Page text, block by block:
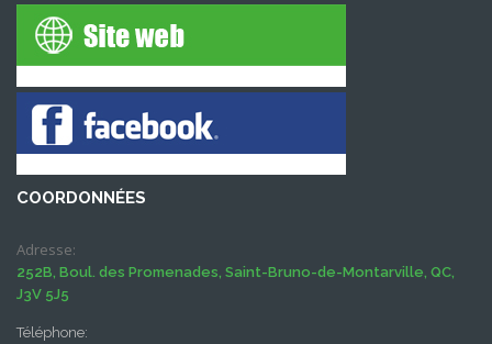
COORDONNÉES
Adresse:
252B, Boul. des Promenades, Saint-Bruno-de-Montarville, QC,
J3V 5J5
Téléphone: